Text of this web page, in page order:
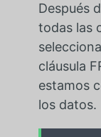
Después
todas las
cláusula
estamos
los datos.